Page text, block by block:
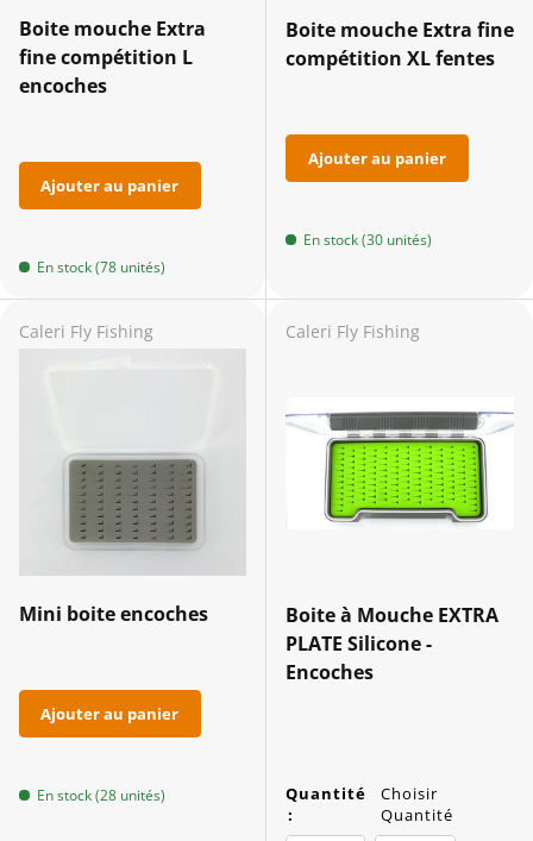
Boite mouche Extra
fine compétition L
encoches
Ajouter au panier
En stock (78 unités)
Boite mouche Extra fine
compétition XL fentes
Ajouter au panier
En stock (30 unités)
Caleri Fly Fishing
Mini boite encoches
Ajouter au panier
En stock (28 unités)
Caleri Fly Fishing
Boite à Mouche EXTRA
PLATE Silicone -
Encoches
Quantité
:
Choisir
Quantité